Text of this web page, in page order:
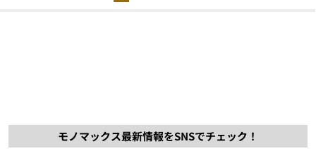
モノマックス最新情報をSNSでチェック！